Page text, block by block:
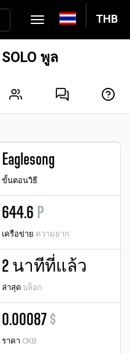
THB
พูล
Eaglesong
ขั้นตอนวิธี
644.6 P
เครือข่าย ความยาก
2 นาทีที่แล้ว
ล่าสุด บล็อก
0.00087 $
ราคา CKB